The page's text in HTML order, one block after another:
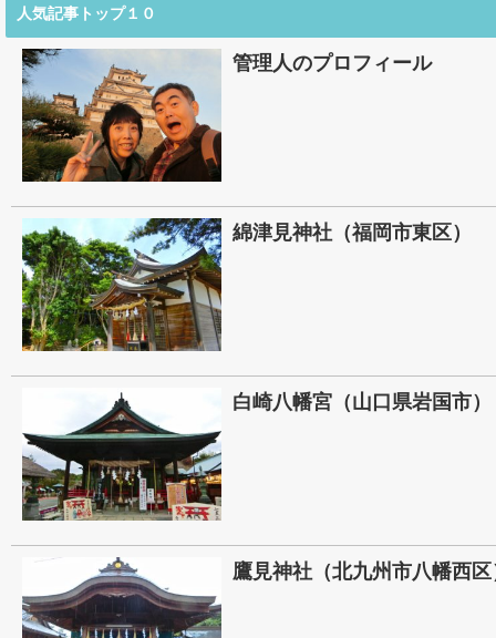
人気記事トップ１０
管理人のプロフィール
綿津見神社（福岡市東区）
白崎八幡宮（山口県岩国市）
鷹見神社（北九州市八幡西区